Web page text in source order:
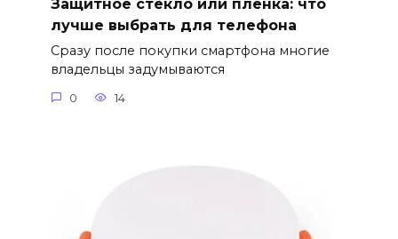
Защитное стекло или пленка: что
лучше выбрать для телефона
Сразу после покупки смартфона многие
владельцы задумываются
0 14